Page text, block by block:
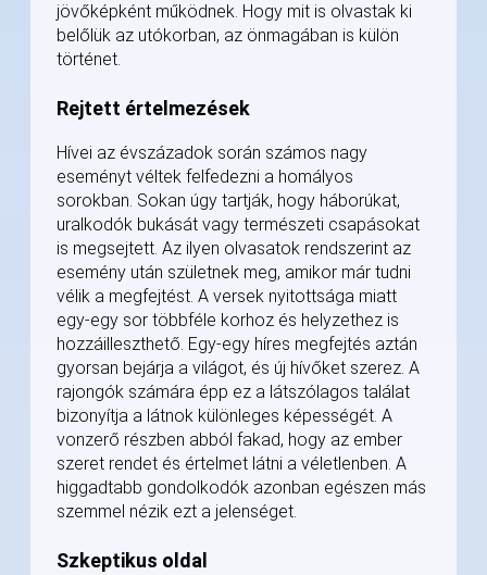
jövőképként működnek. Hogy mit is olvastak ki
belőlük az utókorban, az önmagában is külön
történet.
Rejtett értelmezések
Hívei az évszázadok során számos nagy
eseményt véltek felfedezni a homályos
sorokban. Sokan úgy tartják, hogy háborúkat,
uralkodók bukását vagy természeti csapásokat
is megsejtett. Az ilyen olvasatok rendszerint az
esemény után születnek meg, amikor már tudni
vélik a megfejtést. A versek nyitottsága miatt
egy-egy sor többféle korhoz és helyzethez is
hozzáilleszthető. Egy-egy híres megfejtés aztán
gyorsan bejárja a világot, és új hívőket szerez. A
rajongók számára épp ez a látszólagos találat
bizonyítja a látnok különleges képességét. A
vonzerő részben abból fakad, hogy az ember
szeret rendet és értelmet látni a véletlenben. A
higgadtabb gondolkodók azonban egészen más
szemmel nézik ezt a jelenséget.
Szkeptikus oldal